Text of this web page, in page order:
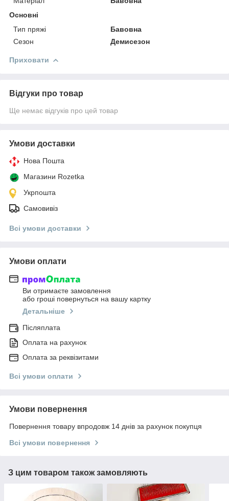
Основні
Тип пряжі
Бавовна
Сезон
Демисезон
Приховати
Відгуки про товар
Ще немає відгуків про цей товар
Умови доставки
Нова Пошта
Магазини Rozetka
Укрпошта
Самовивіз
Всі умови доставки
Умови оплати
Ви отримаєте замовлення
або гроші повернуться на вашу картку
Детальніше
Післяплата
Оплата на рахунок
Оплата за реквізитами
Всі умови оплати
Умови повернення
Повернення товару впродовж 14 днів за рахунок покупця
Всі умови повернення
З цим товаром також замовляють